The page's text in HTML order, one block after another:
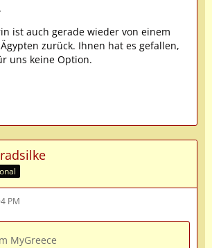
ist auch gerade wieder von einem
zurück. Ihnen hat es gefallen,
uns keine Option.
PM
MyGreece